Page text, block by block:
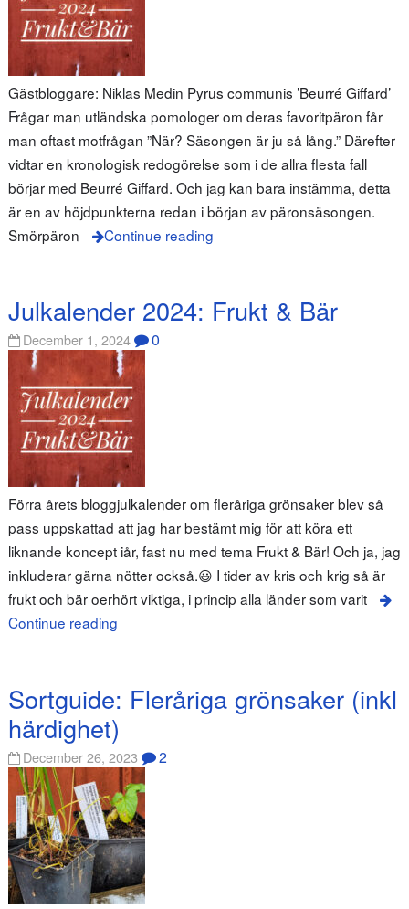
Gästbloggare: Niklas Medin Pyrus communis ’Beurré Giffard’
Frågar man utländska pomologer om deras favoritpäron får
man oftast motfrågan ”När? Säsongen är ju så lång.” Därefter
vidtar en kronologisk redogörelse som i de allra flesta fall
börjar med Beurré Giffard. Och jag kan bara instämma, detta
är en av höjdpunkterna redan i början av päronsäsongen.
Smörpäron
Continue reading
Julkalender 2024: Frukt & Bär
December 1, 2024 0
Förra årets bloggjulkalender om fleråriga grönsaker blev så
pass uppskattad att jag har bestämt mig för att köra ett
liknande koncept iår, fast nu med tema Frukt & Bär! Och ja, jag
inkluderar gärna nötter också.😃 I tider av kris och krig så är
frukt och bär oerhört viktiga, i princip alla länder som varit
Continue reading
Sortguide: Fleråriga grönsaker (inkl
härdighet)
December 26, 2023 2